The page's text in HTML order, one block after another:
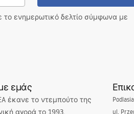
το ενημερωτικό δελτίο σύμφωνα με
εμάς
έκανε το ντεμπούτο της
αγορά το 1993.
ul.